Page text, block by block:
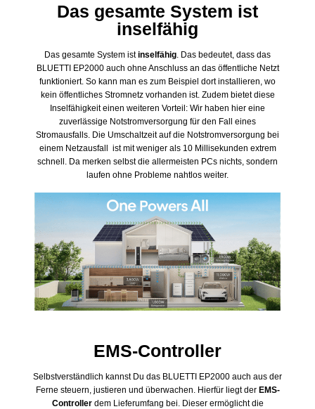
Das gesamte System ist
inselfähig
Das gesamte System istinselfähig. Das bedeutet, dass das
BLUETTI EP2000 auch ohne Anschluss an das öffentliche Netzt
funktioniert. So kann man es zum Beispiel dort installieren, wo
kein öffentliches Stromnetz vorhanden ist. Zudem bietet diese
Inselfähigkeit einen weiteren Vorteil: Wir haben hier eine
zuverlässige Notstromversorgung für den Fall eines
Stromausfalls. Die Umschaltzeit auf die Notstromversorgung bei
einem Netzausfall ist mit weniger als 10 Millisekunden extrem
schnell. Da merken selbst die allermeisten PCs nichts, sondern
laufen ohne Probleme nahtlos weiter.
EMS-Controller
Selbstverständlich kannst Du das BLUETTI EP2000 auch aus der
Ferne steuern, justieren und überwachen. Hierfür liegt der EMS-
Controllerdem Lieferumfang bei. Dieser ermöglicht die